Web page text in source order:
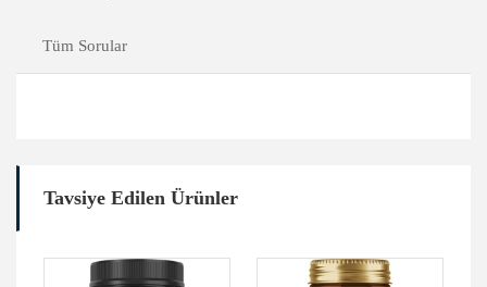
Tüm Sorular
Tavsiye Edilen Ürünler